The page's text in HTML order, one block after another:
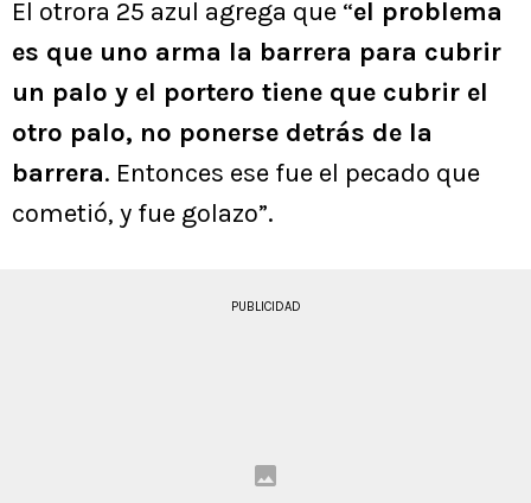
El otrora 25 azul agrega que “el problema
es que uno arma la barrera para cubrir
un palo y el portero tiene que cubrir el
otro palo, no ponerse detrás de la
barrera. Entonces ese fue el pecado que
cometió, y fue golazo”.
PUBLICIDAD